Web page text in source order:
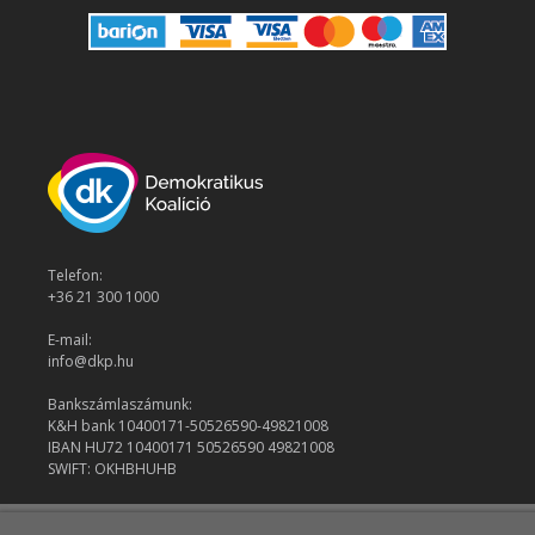
Telefon:
+36 21 300 1000
E-mail:
info@dkp.hu
Bankszámlaszámunk:
K&H bank 10400171-50526590-49821008
IBAN HU72 10400171 50526590 49821008
SWIFT: OKHBHUHB